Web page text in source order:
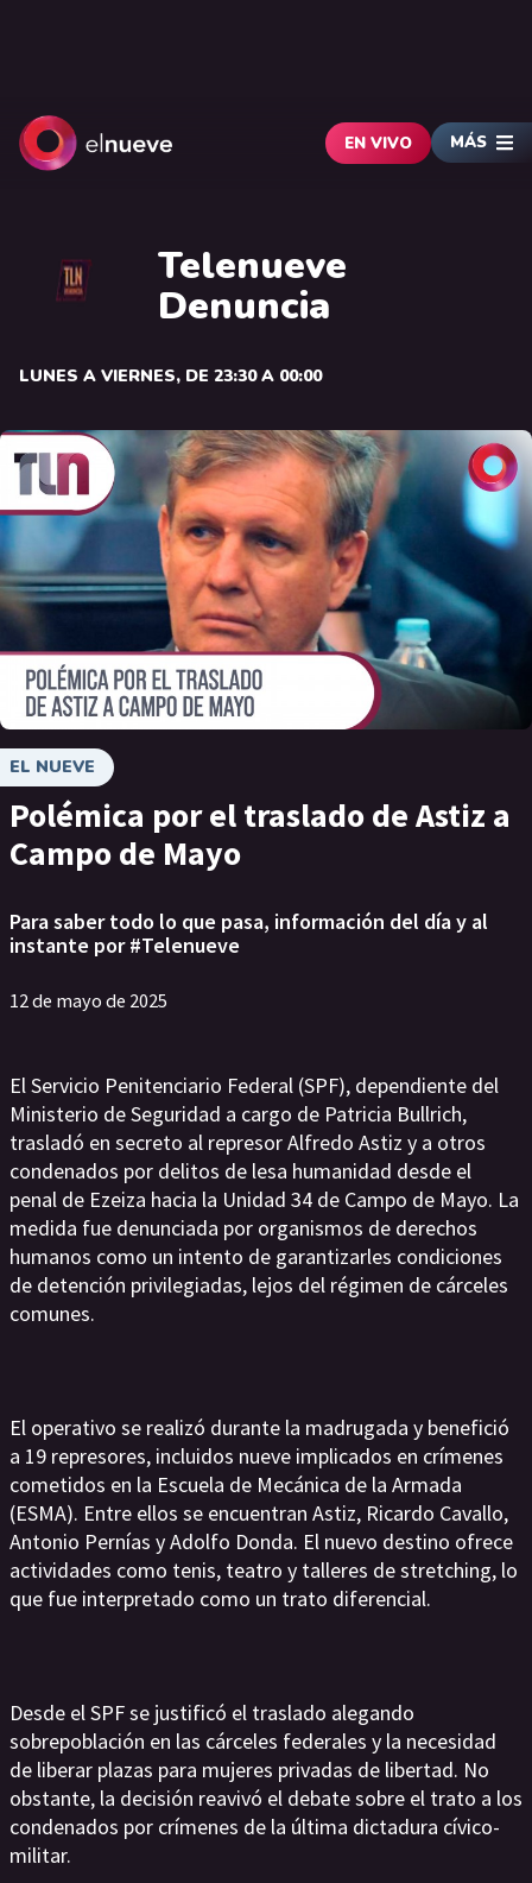
EN VIVO MÁS
Telenueve
Denuncia
LUNES A VIERNES, DE 23:30 A 00:00
EL NUEVE
Polémica por el traslado de Astiz a
Campo de Mayo
Para saber todo lo que pasa, información del día y al
instante por #Telenueve
12 de mayo de 2025
El Servicio Penitenciario Federal (SPF), dependiente del
Ministerio de Seguridad a cargo de Patricia Bullrich,
trasladó en secreto al represor Alfredo Astiz y a otros
condenados por delitos de lesa humanidad desde el
penal de Ezeiza hacia la Unidad 34 de Campo de Mayo. La
medida fue denunciada por organismos de derechos
humanos como un intento de garantizarles condiciones
de detención privilegiadas, lejos del régimen de cárceles
comunes.
El operativo se realizó durante la madrugada y benefició
a 19 represores, incluidos nueve implicados en crímenes
cometidos en la Escuela de Mecánica de la Armada
(ESMA). Entre ellos se encuentran Astiz, Ricardo Cavallo,
Antonio Pernías y Adolfo Donda. El nuevo destino ofrece
actividades como tenis, teatro y talleres de stretching, lo
que fue interpretado como un trato diferencial.
Desde el SPF se justificó el traslado alegando
sobrepoblación en las cárceles federales y la necesidad
de liberar plazas para mujeres privadas de libertad. No
obstante, la decisión reavivó el debate sobre el trato a los
condenados por crímenes de la última dictadura cívico-
militar.